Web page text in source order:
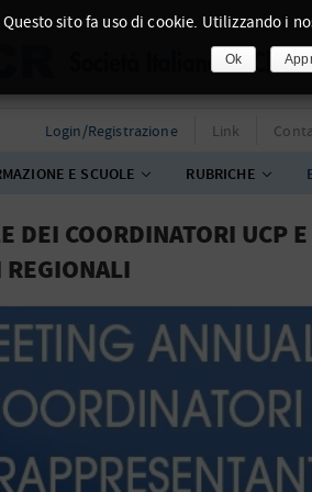
Login/Registrazione Link
E SCUOLE RUBRICHE
DEI COORDINATORI UCP E
REGIONALI
Questo sito fa uso di cookie. Utilizzando i
Ok